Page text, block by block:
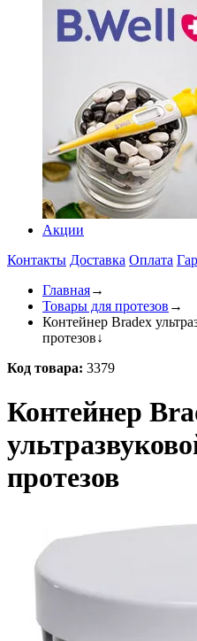
Акции
Контакты Доставка Оплата
Главная→
Товары для протезов →
Контейнер Bradex
протезов↓
Код товара: 3379
Контейнер
протезов